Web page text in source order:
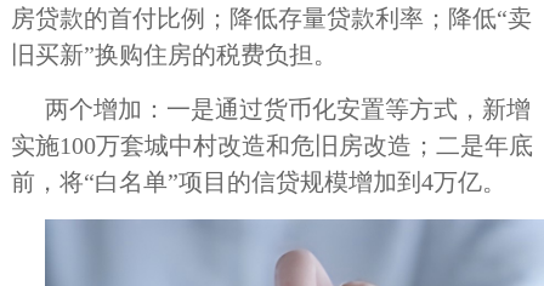
房贷款的首付比例；降低存量贷款利率；降低“卖
旧买新”换购住房的税费负担。
两个增加：一是通过货币化安置等方式，新增
实施100万套城中村改造和危旧房改造；二是年底
前，将“白名单”项目的信贷规模增加到4万亿。